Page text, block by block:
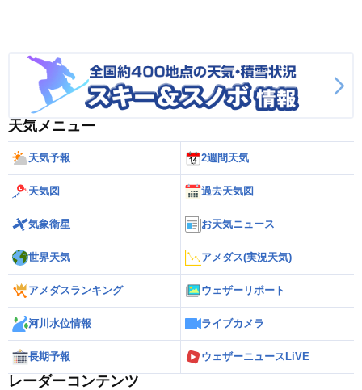
天気メニュー
天気予報 2週間天気
天気図 過去天気図
気象衛星 お天気ニュース
世界天気 アメダス(実況天気)
アメダスランキング ウェザーリポート
河川水位情報 ライブカメラ
長期予報 ウェザーニュースLiVE
レーダーコンテンツ